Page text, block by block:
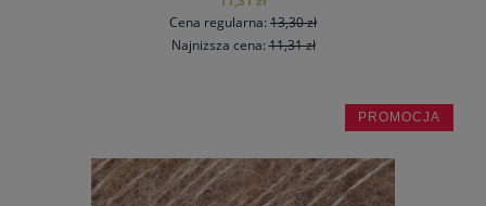
Cena regularna: 13,30 zł
Najniższa cena:11,31 zł
powiadom o dostępności
PROMOCJA